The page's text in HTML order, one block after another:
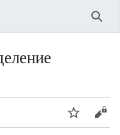
Следить